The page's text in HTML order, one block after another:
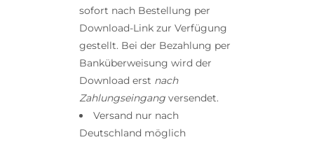
sofort nach Bestellung per
Download-Link zur Verfügung
gestellt. Bei der Bezahlung per
Banküberweisung wird der
Download erst nach
Zahlungseingang versendet.
Versand nur nach
Deutschland möglich